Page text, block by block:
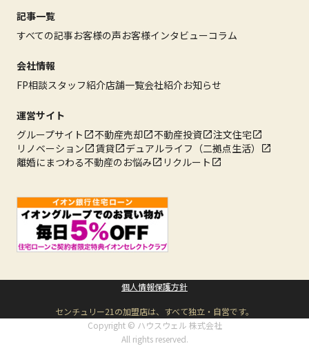
記事一覧
すべての記事お客様の声お客様インタビューコラム
会社情報
FP相談スタッフ紹介店舗一覧会社紹介お知らせ
運営サイト
グループサイト
不動産売却 不動産投資
注文住宅
リノベーション
賃貸
デュアルライフ（二拠点生活）
離婚にまつわる不動産のお悩み
リクルート
個人情報保護方針
センチュリー21の加盟店は、すべて独立・自営です。
Copyright © ハウスウェル 株式会社
All rights reserved.